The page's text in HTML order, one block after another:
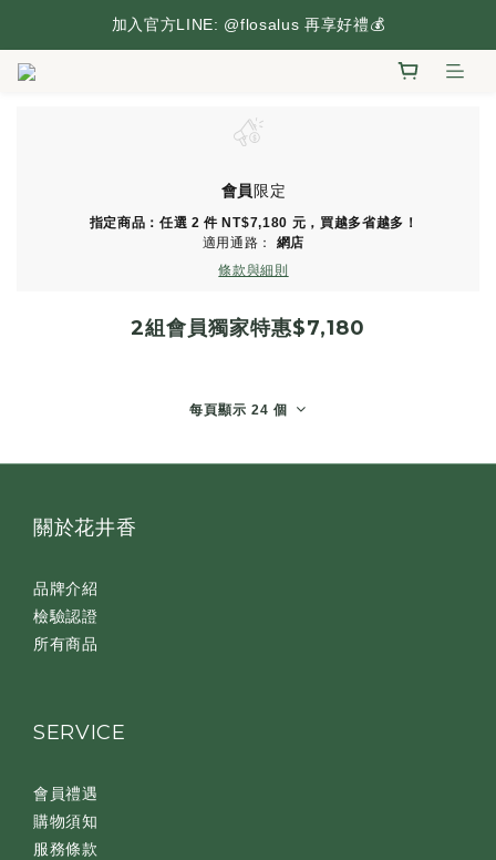
台灣本島滿2,500元享免運，搶先逛逛🛒
加入官方LINE: @flosalus 再享好禮💰
會員 限定
指定商品：任選 2 件 NT$7,180 元，買越多省越多！
適用通路： 網店
條款與細則
2組會員獨家特惠$7,180
每頁顯示 24 個
關於花井香
品牌介紹
檢驗認證
所有商品
SERVICE
會員禮遇
購物須知
服務條款